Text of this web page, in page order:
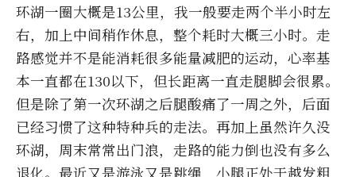
环湖一圈大概是13公里，我一般要走两个半小时左
右，加上中间稍作休息，整个耗时大概三小时。走
路感觉并不是能消耗很多能量减肥的运动，心率基
本一直都在130以下，但长距离一直走腿脚会很累。
但是除了第一次环湖之后腿酸痛了一周之外，后面
已经习惯了这种特种兵的走法。再加上虽然许久没
环湖，周末常常出门浪，走路的能力倒也没有多么
退化。最近又是游泳又是跳绳，小腿正处于越发粗